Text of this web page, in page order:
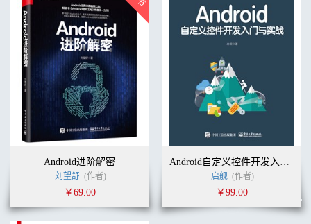
5.3 Notification 234
5.3.1 开发者API 234
5.3.2 通知栏与通知窗口 240
5.3.3 Notification从发送到显示 243
5.4 Quick Settings 256
5.4.1 开发者API 256
5.4.2 系统实现 260
5.4.3 参考资料与推荐读物 265
第6章 功耗的改进 266
6.1 Project Volta 266
6.1.2 电量消耗分析工具 277
6.1.3 在虚拟机层面减少电池消耗 279
6.1.4 省电模式 280
Android进阶解密
刘望舒 (作者)
￥69.00
Android自定义控件开发入门与实战
启舰 (作者)
￥99.00